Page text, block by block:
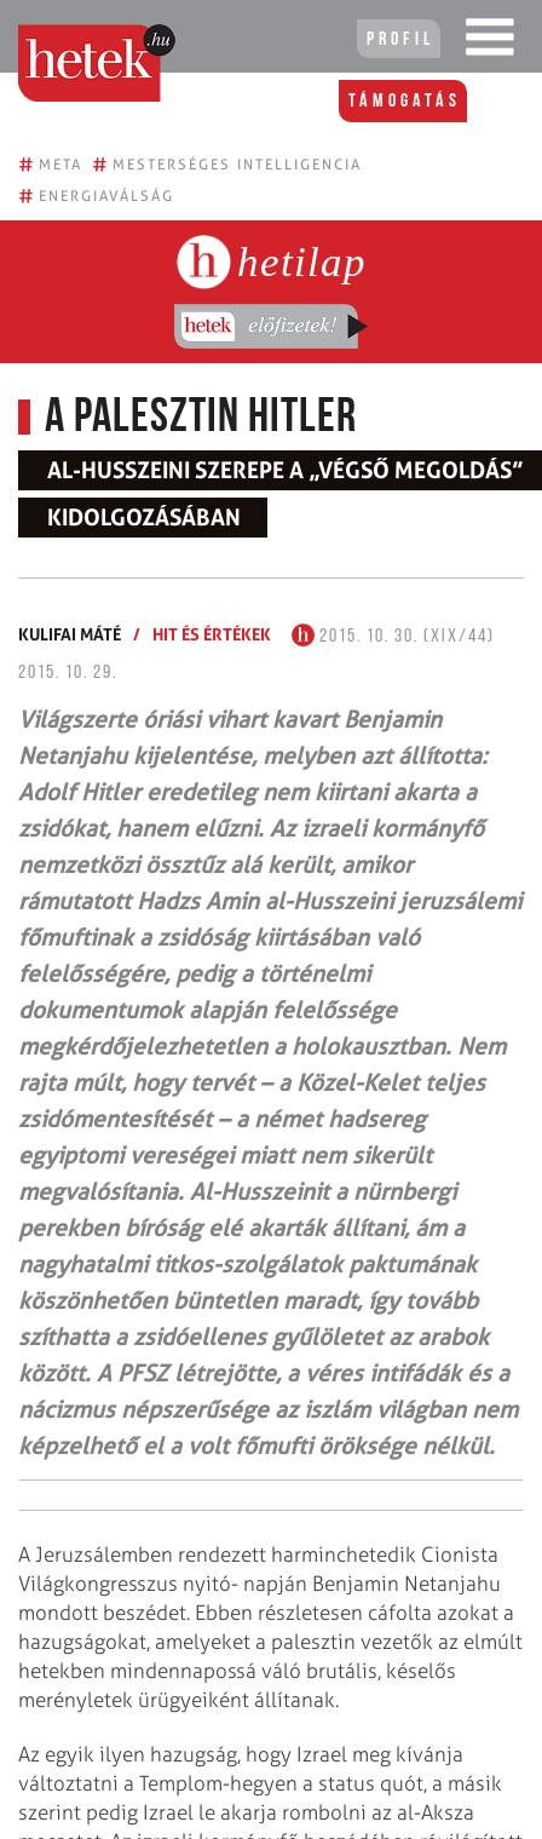
Profil
Támogatás
# META # MESTERSÉGES INTELLIGENCIA
# ENERGIAVÁLSÁG
hetilap
A palesztin Hitler
AL-HUSSZEINI SZEREPE A „VÉGSŐ MEGOLDÁS”
KIDOLGOZÁSÁBAN
KULIFAI MÁTÉ / HIT ÉS ÉRTÉKEK
2015. 10. 30. (XIX/44)
2015. 10. 29.
Világszerte óriási vihart kavart Benjamin
Netanjahu kijelentése, melyben azt állította:
Adolf Hitler eredetileg nem kiirtani akarta a
zsidókat, hanem elűzni. Az izraeli kormányfő
nemzetközi össztűz alá került, amikor
rámutatott Hadzs Amin al-Husszeini jeruzsálemi
főmuftinak a zsidóság kiirtásában való
felelősségére, pedig a történelmi
dokumentumok alapján felelőssége
megkérdője­lezhetetlen a holokausztban. Nem
rajta múlt, hogy tervét – a Közel-Kelet teljes
zsidómentesítését – a né­met hadsereg
egyiptomi vereségei miatt nem sikerült
megvalósítania. Al-Husszeinit a nürnbergi
perekben bíróság elé akarták állítani, ám a
nagyhatalmi titkos-szolgálatok paktumának
köszönhetően büntetlen maradt, így tovább
szíthatta a zsidóellenes gyűlöletet az arabok
között. A PFSZ létrejötte, a véres intifádák és a
nácizmus népszerűsége az iszlám világban nem
képzelhető el a volt főmufti öröksége nélkül.
A Jeruzsálemben rendezett harminchetedik Cionista
Világkongresszus nyitó- napján Benjamin Netanjahu
mondott beszédet. Ebben részletesen cáfolta azokat a
hazugságokat, amelyeket a palesztin vezetők az elmúlt
hetekben mindennapossá váló brutális, késelős
merényletek ürügyeiként állítanak.
Az egyik ilyen hazugság, hogy Izrael meg kívánja
változtatni a Templom-hegyen a status quót, a másik
szerint pedig Izrael le akarja rombolni az al-Aksza